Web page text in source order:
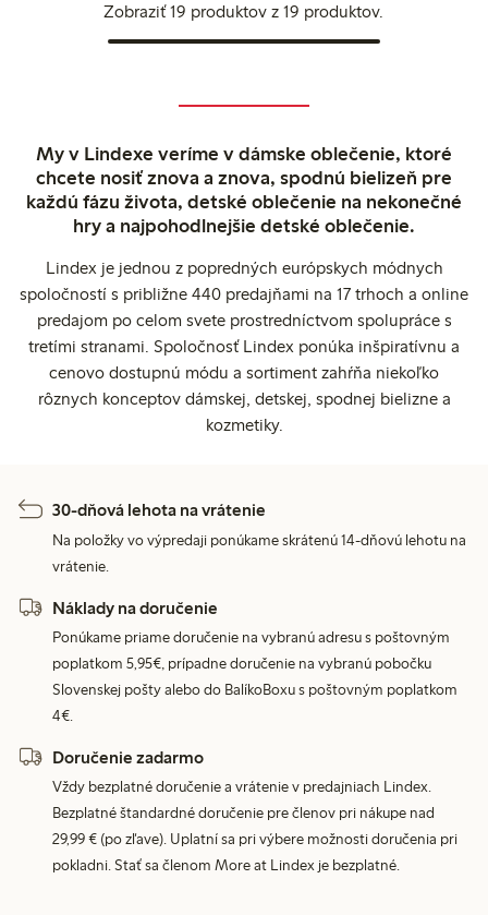
Zobraziť 19 produktov z 19 produktov.
My v Lindexe veríme v dámske oblečenie, ktoré
chcete nosiť znova a znova, spodnú bielizeň pre
každú fázu života, detské oblečenie na nekonečné
hry a najpohodlnejšie detské oblečenie.
Lindex je jednou z popredných európskych módnych
spoločností s približne 440 predajňami na 17 trhoch a online
predajom po celom svete prostredníctvom spolupráce s
tretími stranami. Spoločnosť Lindex ponúka inšpiratívnu a
cenovo dostupnú módu a sortiment zahŕňa niekoľko
rôznych konceptov dámskej, detskej, spodnej bielizne a
kozmetiky.
30-dňová lehota na vrátenie
Na položky vo výpredaji ponúkame skrátenú 14-dňovú lehotu na
vrátenie.
Náklady na doručenie
Ponúkame priame doručenie na vybranú adresu s poštovným
poplatkom 5,95€, prípadne doručenie na vybranú pobočku
Slovenskej pošty alebo do BalíkoBoxu s poštovným poplatkom
4€.
Doručenie zadarmo
Vždy bezplatné doručenie a vrátenie v predajniach Lindex.
Bezplatné štandardné doručenie pre členov pri nákupe nad
29,99 € (po zľave). Uplatní sa pri výbere možnosti doručenia pri
pokladni. Stať sa členom More at Lindex je bezplatné.